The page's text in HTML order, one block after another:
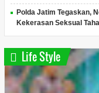
Polda Jatim Tegaskan,
Kekerasan Seksual
Life Style